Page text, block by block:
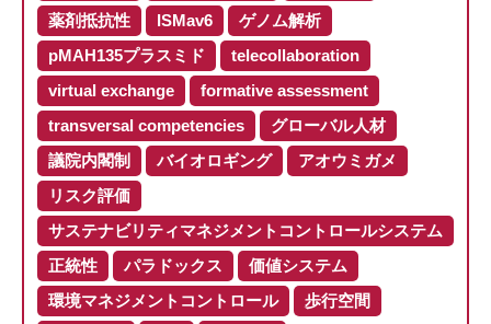
薬剤抵抗性
ISMav6
ゲノム解析
pMAH135プラスミド
telecollaboration
virtual exchange
formative assessment
transversal competencies
グローバル人材
議院内閣制
バイオロギング
アオウミガメ
リスク評価
サステナビリティマネジメントコントロールシステム
正統性
パラドックス
価値システム
環境マネジメントコントロール
歩行空間